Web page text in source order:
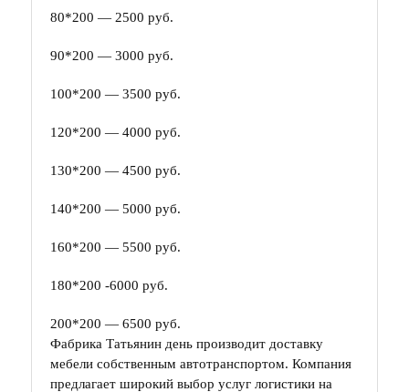
80*200 — 2500 руб.
90*200 — 3000 руб.
100*200 — 3500 руб.
120*200 — 4000 руб.
130*200 — 4500 руб.
140*200 — 5000 руб.
160*200 — 5500 руб.
180*200 -6000 руб.
200*200 — 6500 руб.
Фабрика Татьянин день производит доставку
мебели собственным автотранспортом. Компания
предлагает широкий выбор услуг логистики на